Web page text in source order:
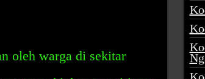
oleh warga di sekitar